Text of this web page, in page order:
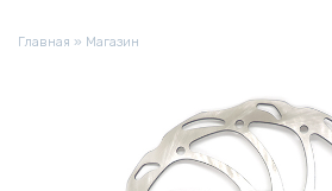
Главная » Магазин